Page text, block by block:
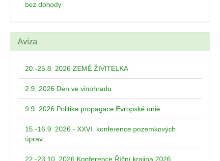
bez dohody
Avíza
20.-25.8. 2026 ZEMĚ ŽIVITELKA
2.9. 2026 Den ve vinohradu
9.9. 2026 Politika propagace Evropské unie
15.-16.9. 2026 - XXVI. konference pozemkových
úprav
22.-23.10. 2026 Konference Říční krajina 2026